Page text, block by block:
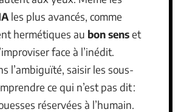
les plus avancés, comme
hermétiques au bon senset
face à l’inédit.
l’ambiguïté, saisir les sous-
ce qui n’est pas dit :
réservées à l’humain.